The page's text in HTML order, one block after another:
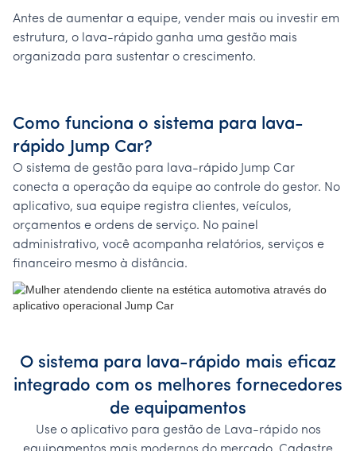
Antes de aumentar a equipe, vender mais ou investir em
estrutura, o lava-rápido ganha uma gestão mais
organizada para sustentar o crescimento.
Como funciona o sistema para lava-
rápido Jump Car?
O sistema de gestão para lava-rápido Jump Car
conecta a operação da equipe ao controle do gestor. No
aplicativo, sua equipe registra clientes, veículos,
orçamentos e ordens de serviço. No painel
administrativo, você acompanha relatórios, serviços e
financeiro mesmo à distância.
O sistema para lava-rápido mais eficaz
integrado com os melhores fornecedores
de equipamentos
Use o aplicativo para gestão de Lava-rápido nos